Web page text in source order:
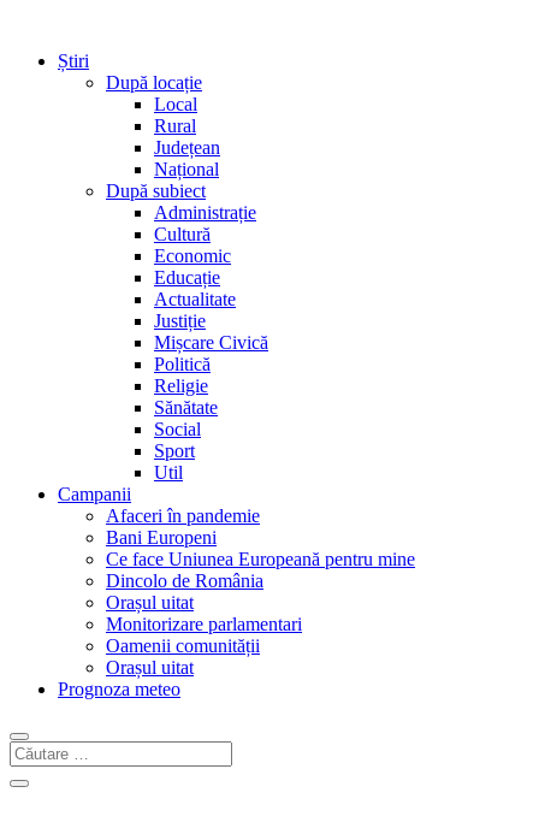
Știri
După locație
Local
Rural
Județean
Național
După subiect
Administrație
Cultură
Economic
Educație
Actualitate
Justiție
Mișcare Civică
Politică
Religie
Sănătate
Social
Sport
Util
Campanii
Afaceri în pandemie
Bani Europeni
Ce face Uniunea Europeană pentru mine
Dincolo de România
Orașul uitat
Monitorizare parlamentari
Oamenii comunității
Orașul uitat
Prognoza meteo